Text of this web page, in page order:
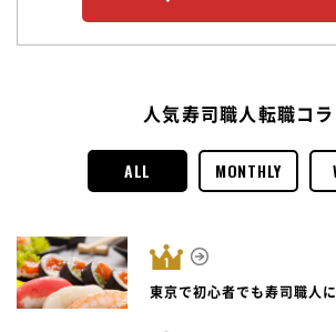
人気寿司職人転職コラ
ALL MONTHLY
東京で初心者でも寿司職人